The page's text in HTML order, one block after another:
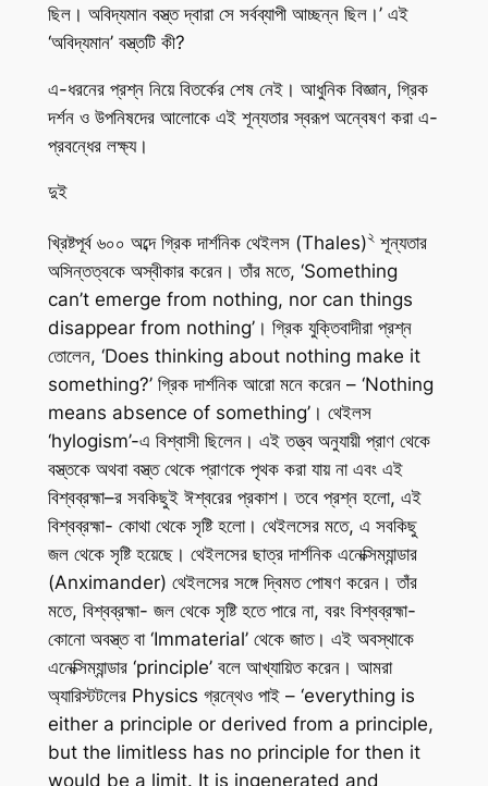
ছিল। অবিদ্যমান বস্ত্ত দ্বারা সে সর্বব্যাপী আচ্ছন্ন ছিল।’ এই
‘অবিদ্যমান’ বস্ত্তটি কী?
এ-ধরনের প্রশ্ন নিয়ে বিতর্কের শেষ নেই। আধুনিক বিজ্ঞান, গ্রিক
দর্শন ও উপনিষদের আলোকে এই শূন্যতার স্বরূপ অন্বেষণ করা এ-
প্রবন্ধের লক্ষ্য।
দুই
খ্রিষ্টপূর্ব ৬০০ অব্দে গ্রিক দার্শনিক থেইলস (Thales)২শূন্যতার
অসিন্তত্বকে অস্বীকার করেন। তাঁর মতে, ‘Something
can’t emerge from nothing, nor can things
disappear from nothing’। গ্রিক যুক্তিবাদীরা প্রশ্ন
তোলেন, ‘Does thinking about nothing make it
something?’ গ্রিক দার্শনিক আরো মনে করেন – ‘Nothing
means absence of something’। থেইলস
‘hylogism’-এ বিশ্বাসী ছিলেন। এই তত্ত্ব অনুযায়ী প্রাণ থেকে
বস্ত্তকে অথবা বস্ত্ত থেকে প্রাণকে পৃথক করা যায় না এবং এই
বিশ্বব্রহ্মা–র সবকিছুই ঈশ্বরের প্রকাশ। তবে প্রশ্ন হলো, এই
বিশ্বব্রহ্মা- কোথা থেকে সৃষ্টি হলো। থেইলসের মতে, এ সবকিছু
জল থেকে সৃষ্টি হয়েছে। থেইলসের ছাত্র দার্শনিক এনেক্সিম্যান্ডার
(Anximander) থেইলসের সঙ্গে দ্বিমত পোষণ করেন। তাঁর
মতে, বিশ্বব্রহ্মা- জল থেকে সৃষ্টি হতে পারে না, বরং বিশ্বব্রহ্মা-
কোনো অবস্ত্ত বা ‘Immaterial’ থেকে জাত। এই অবস্থাকে
এনেক্সিম্যান্ডার ‘principle’ বলে আখ্যায়িত করেন। আমরা
অ্যারিস্টটলের Physics গ্রন্থেও পাই – ‘everything is
either a principle or derived from a principle,
but the limitless has no principle for then it
would be a limit. It is ingenerated and